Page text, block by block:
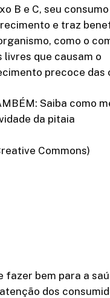
B e C, seu
e traz
como o
livres que causam o
precoce das
Saiba como
da pitaia
Commons)
fazer bem para a
dos